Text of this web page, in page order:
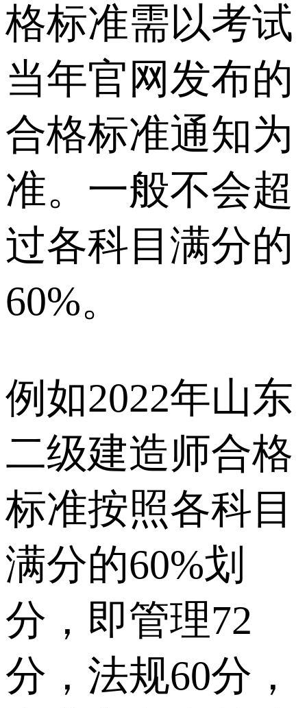
格标准需以考试
当年官网发布的
合格标准通知为
准。一般不会超
过各科目满分的
60%。
例如2022年山东
二级建造师合格
标准按照各科目
满分的60%划
分，即管理72
分，法规60分，